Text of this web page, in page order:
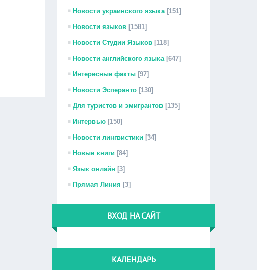
Новости украинского языка [151]
Новости языков [1581]
Новости Студии Языков [118]
Новости английского языка [647]
Интересные факты [97]
Новости Эсперанто [130]
Для туристов и эмигрантов [135]
Интервью [150]
Новости лингвистики [34]
Новые книги [84]
Язык онлайн [3]
Прямая Линия [3]
ВХОД НА САЙТ
КАЛЕНДАРЬ